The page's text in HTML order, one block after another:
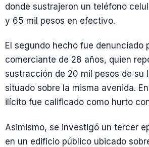
donde sustrajeron un teléfono
y 65 mil pesos en efectivo.
El segundo hecho fue denunciado
comerciante de 28 años, quien
sustracción de 20 mil pesos de su
situado sobre la misma avenida.
ilícito fue calificado como hurto
Asimismo, se investigó un tercer
en un edificio público ubicado